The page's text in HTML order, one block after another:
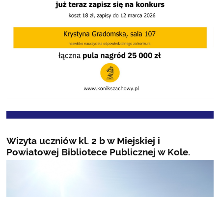
Wizyta uczniów kl. 2 b w Miejskiej i
Powiatowej Bibliotece Publicznej w Kole.